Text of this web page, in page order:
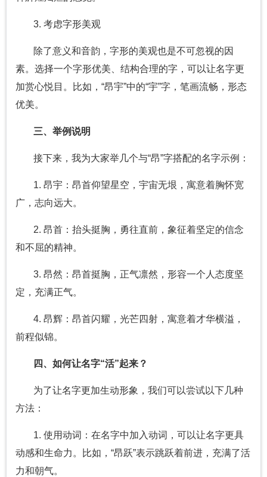
3. 考虑字形美观
除了意义和音韵，字形的美观也是不可忽视的因
素。选择一个字形优美、结构合理的字，可以让名字更
加赏心悦目。比如，“昂宇”中的“宇”字，笔画流畅，形态
优美。
三、举例说明
接下来，我为大家举几个与“昂”字搭配的名字示例：
1. 昂宇：昂首仰望星空，宇宙无垠，寓意着胸怀宽
广，志向远大。
2. 昂首：抬头挺胸，勇往直前，象征着坚定的信念
和不屈的精神。
3. 昂然：昂首挺胸，正气凛然，形容一个人态度坚
定，充满正气。
4. 昂辉：昂首闪耀，光芒四射，寓意着才华横溢，
前程似锦。
四、如何让名字“活”起来？
为了让名字更加生动形象，我们可以尝试以下几种
方法：
1. 使用动词：在名字中加入动词，可以让名字更具
动感和生命力。比如，“昂跃”表示跳跃着前进，充满了活
力和朝气。